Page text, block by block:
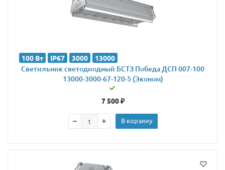
100 Вт IP67 3000 13000
Светильник светодиодный БСТЗ Победа ДСП 007-100
13000-3000-67-120-5 (Эконом)
7 500₽
В корзину